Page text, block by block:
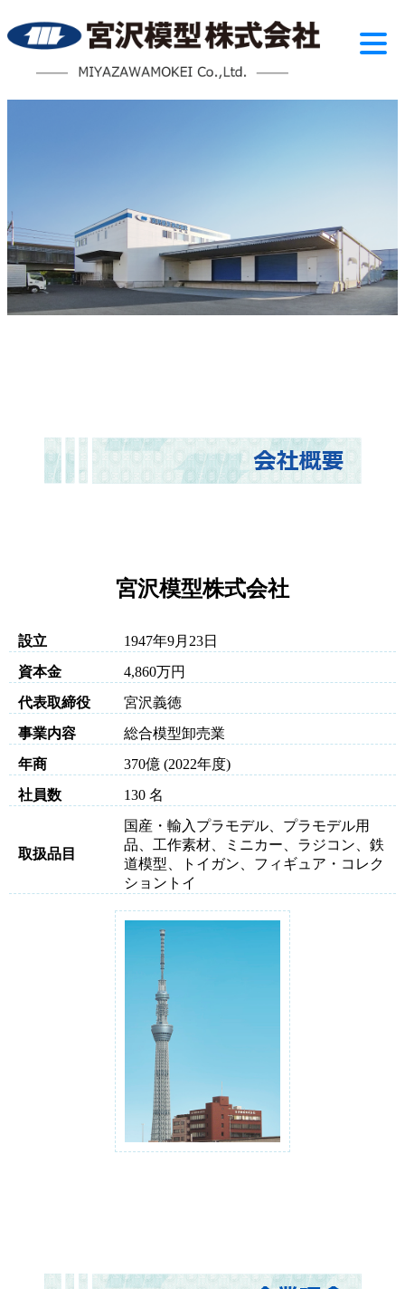
宮沢模型株式会社
設立
1947年9月23日
資本金
4,860万円
代表取締役
宮沢義徳
事業内容
総合模型卸売業
年商
370億 (2022年度)
社員数
130 名
取扱品目
国産・輸入プラモデル、プラモデル用
品、工作素材、ミニカー、ラジコン、鉄
道模型、トイガン、フィギュア・コレク
ショントイ